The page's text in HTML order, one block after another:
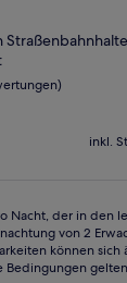
inkl.
Nacht, der in den
von 2
können sich
Bedingungen